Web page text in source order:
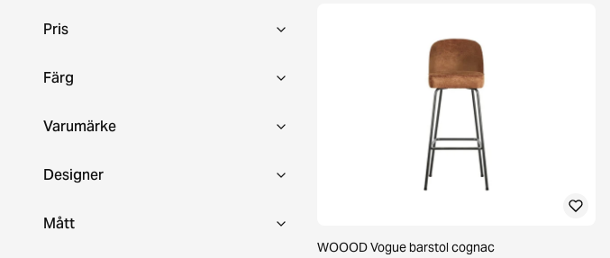
Pris
Färg
Varumärke
Designer
Mått
WOOOD Vogue barstol cognac